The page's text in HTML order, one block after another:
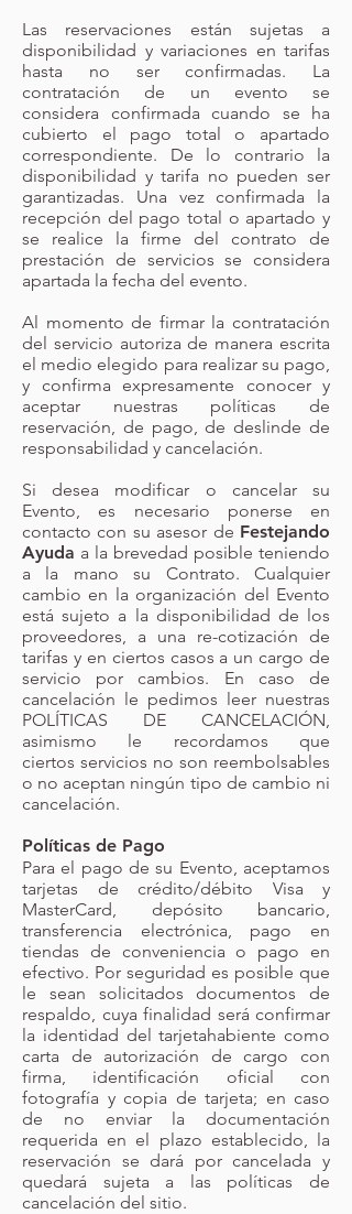
Las reservaciones están sujetas a
disponibilidad y variaciones en tarifas
hasta no ser confirmadas. La
contratación de un evento se
considera confirmada cuando se ha
cubierto el pago total o apartado
correspondiente. De lo contrario la
disponibilidad y tarifa no pueden ser
garantizadas. Una vez confirmada la
recepción del pago total o apartado y
se realice la firme del contrato de
prestación de servicios se considera
apartada la fecha del evento.
Al momento de firmar la contratación
del servicio autoriza de manera escrita
el medio elegido para realizar su pago,
y confirma expresamente conocer y
aceptar nuestras políticas de
reservación, de pago, de deslinde de
responsabilidad y cancelación.
Si desea modificar o cancelar su
Evento, es necesario ponerse en
contacto con su asesor de Festejando
Ayuda a la brevedad posible teniendo
a la mano su Contrato. Cualquier
cambio en la organización del Evento
está sujeto a la disponibilidad de los
proveedores, a una re-cotización de
tarifas y en ciertos casos a un cargo de
servicio por cambios. En caso de
cancelación le pedimos leer nuestras
POLÍTICAS DE CANCELACIÓN,
asimismo le recordamos que
ciertos servicios no son reembolsables
o no aceptan ningún tipo de cambio ni
cancelación.
Políticas de Pago
Para el pago de su Evento, aceptamos
tarjetas de crédito/débito Visa y
MasterCard, depósito bancario,
transferencia electrónica, pago en
tiendas de conveniencia o pago en
efectivo. Por seguridad es posible que
le sean solicitados documentos de
respaldo, cuya finalidad será confirmar
la identidad del tarjetahabiente como
carta de autorización de cargo con
firma, identificación oficial con
fotografía y copia de tarjeta; en caso
de no enviar la documentación
requerida en el plazo establecido, la
reservación se dará por cancelada y
quedará sujeta a las políticas de
cancelación del sitio.